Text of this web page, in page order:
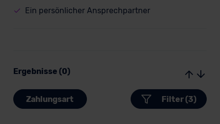
Ein persönlicher Ansprechpartner
Ergebnisse (0)
Zahlungsart Filter (3)